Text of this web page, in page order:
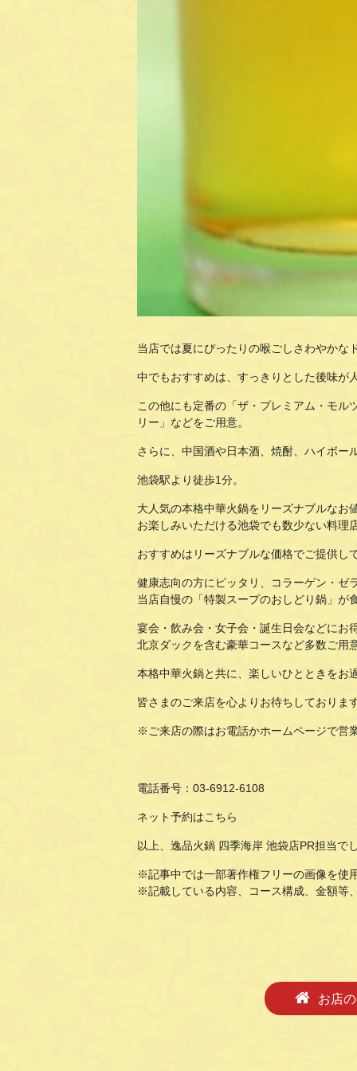
当店では夏にぴったりの喉ごしさわやかな
中でもおすすめは、すっきりとした後味が
この他にも定番の「ザ・プレミアム・モ
リー」などをご用意。
さらに、中国酒や日本酒、焼酎、ハイボー
池袋駅より徒歩1分。
大人気の本格中華火鍋をリーズナブルなお
お楽しみいただける池袋でも数少ない料理
おすすめはリーズナブルな価格でご提供し
健康志向の方にピッタリ、コラーゲン・ゼ
当店自慢の「特製スープのおしどり鍋」が
宴会・飲み会・女子会・誕生日会などにお
北京ダックを含む豪華コースなど多数ご用
本格中華火鍋と共に、楽しいひとときをお
皆さまのご来店を心よりお待ちしておりま
※ご来店の際はお電話かホームページで営
電話番号： 03-6912-6108
ネット予約はこちら
以上、逸品火鍋 四季海岸 池袋店PR担当で
※記事中では一部著作権フリーの画像を使
※記載している内容、コース構成、金額等
お店